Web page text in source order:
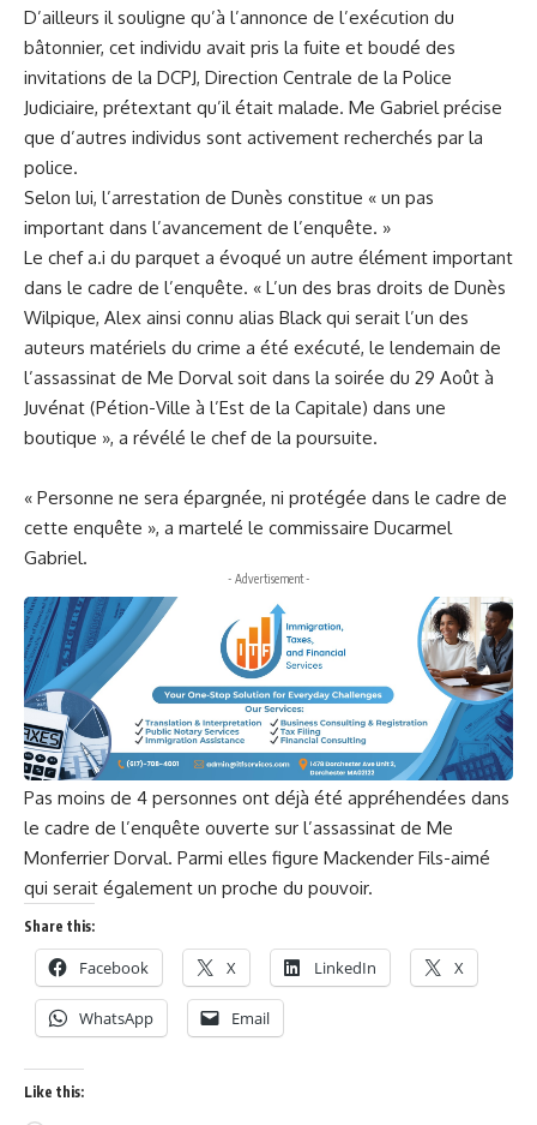
D’ailleurs il souligne qu’à l’annonce de l’exécution du
bâtonnier, cet individu avait pris la fuite et boudé des
invitations de la DCPJ, Direction Centrale de la Police
Judiciaire, prétextant qu’il était malade. Me Gabriel précise
que d’autres individus sont activement recherchés par la
police.
Selon lui, l’arrestation de Dunès constitue « un pas
important dans l’avancement de l’enquête. »
Le chef a.i du parquet a évoqué un autre élément important
dans le cadre de l’enquête. « L’un des bras droits de Dunès
Wilpique, Alex ainsi connu alias Black qui serait l’un des
auteurs matériels du crime a été exécuté, le lendemain de
l’assassinat de Me Dorval soit dans la soirée du 29 Août à
Juvénat (Pétion-Ville à l’Est de la Capitale) dans une
boutique », a révélé le chef de la poursuite.
« Personne ne sera épargnée, ni protégée dans le cadre de
cette enquête », a martelé le commissaire Ducarmel
Gabriel.
- Advertisement -
Pas moins de 4 personnes ont déjà été appréhendées dans
le cadre de l’enquête ouverte sur l’assassinat de Me
Monferrier Dorval. Parmi elles figure Mackender Fils-aimé
qui serait également un proche du pouvoir.
Share this:
Facebook X LinkedIn X
WhatsApp Email
Like this: